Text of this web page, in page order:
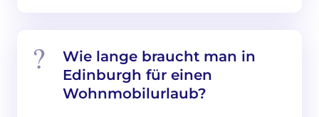
Wie lange braucht man in
Edinburgh für einen
Wohnmobilurlaub?